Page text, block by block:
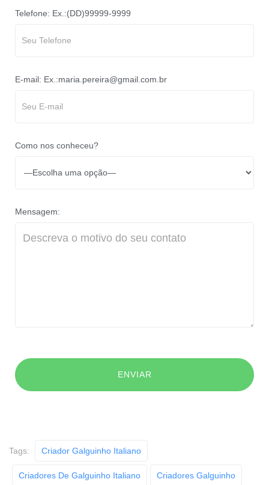
Telefone: Ex.:(DD)99999-9999
E-mail: Ex.:maria.pereira@gmail.com.br
Como nos conheceu?
Mensagem:
Tags: Criador Galguinho Italiano
Criadores De Galguinho Italiano Criadores Galguinho